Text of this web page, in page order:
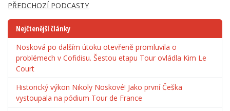
PŘEDCHOZÍ PODCASTY
Nejčtenější články
Nosková po dalším útoku otevřeně promluvila o
problémech v Cofidisu. Šestou etapu Tour ovládla Kim Le
Court
Historický výkon Nikoly Noskové! Jako první Češka
vystoupala na pódium Tour de France